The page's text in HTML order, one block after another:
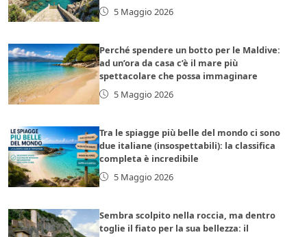
5 Maggio 2026
Perché spendere un botto per le Maldive:
ad un’ora da casa c’è il mare più
spettacolare che possa immaginare
5 Maggio 2026
Tra le spiagge più belle del mondo ci sono
due italiane (insospettabili): la classifica
completa è incredibile
5 Maggio 2026
Sembra scolpito nella roccia, ma dentro
toglie il fiato per la sua bellezza: il